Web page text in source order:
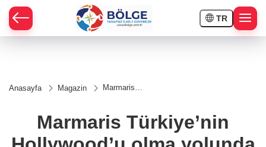
TR
Anasayfa Magazin
Marmaris
olma
yolunda
Marmaris Türkiye’nin